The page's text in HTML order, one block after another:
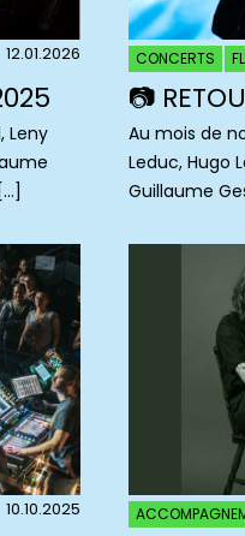
12.01.2026
Leny
CONCERTS
📷
Au mois de
Leduc, Hugo
Guillaume
10.10.2025